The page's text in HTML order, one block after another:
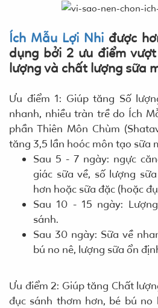
Ích Mẫu Lợi Nhi được
dụng bởi 2 ưu điểm
lượng và chất lượng sữa
Ưu điểm 1: Giúp tăng Số
nhanh, nhiều tràn trề do Ích
phần Thiên Môn Chùm
tăng 3,5 lần hoóc môn tạo sữa
Sau 5 - 7 ngày: ngực
giác sữa về, số lượng
hơn hoặc sữa đặc (hoặc
Sau 10 - 15 ngày:
sánh.
Sau 30 ngày: Sữa về
bú no nê, lượng sữa ổn
Ưu điểm 2: Giúp tăng Chất
đục sánh thơm hơn, bé bú no